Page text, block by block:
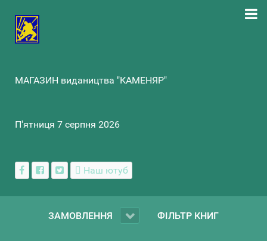
МАГАЗИН видаництва "КАМЕНЯР"
П'ятниця 7 серпня 2026
Наш ютуб
ЗАМОВЛЕННЯ ФІЛЬТР КНИГ